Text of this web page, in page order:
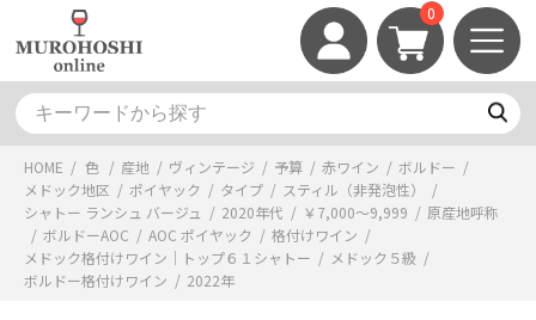
0
HOME / 色 / 産地 / ヴィンテージ / 予算 / 赤ワイン / ボルドー /
メドック地区 / ポイヤック / タイプ / スティル（非発泡性）
/
シャトー ランシュ バージュ / 2020年代 / ￥7,000～9,999 / 原産地呼称
/ ボルドーAOC / AOC ポイヤック / 格付けワイン /
メドック格付けワイン｜トップ６１シャトー / メドック５級 /
ボルドー格付けワイン / 2022年